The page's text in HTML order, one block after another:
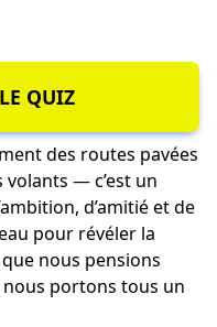
QUIZ
des routes pavées
— c’est un
d’amitié et de
pour révéler la
nous pensions
nous portons tous un